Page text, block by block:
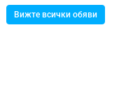
Вижте всички обяви